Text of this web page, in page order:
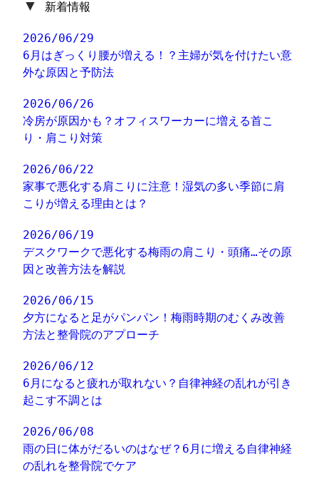
▼ 新着情報
2026/06/29
6月はぎっくり腰が増える！？主婦が気を付けたい意
外な原因と予防法
2026/06/26
冷房が原因かも？オフィスワーカーに増える首こ
り・肩こり対策
2026/06/22
家事で悪化する肩こりに注意！湿気の多い季節に肩
こりが増える理由とは？
2026/06/19
デスクワークで悪化する梅雨の肩こり・頭痛…その原
因と改善方法を解説
2026/06/15
夕方になると足がパンパン！梅雨時期のむくみ改善
方法と整骨院のアプローチ
2026/06/12
6月になると疲れが取れない？自律神経の乱れが引き
起こす不調とは
2026/06/08
雨の日に体がだるいのはなぜ？6月に増える自律神経
の乱れを整骨院でケア